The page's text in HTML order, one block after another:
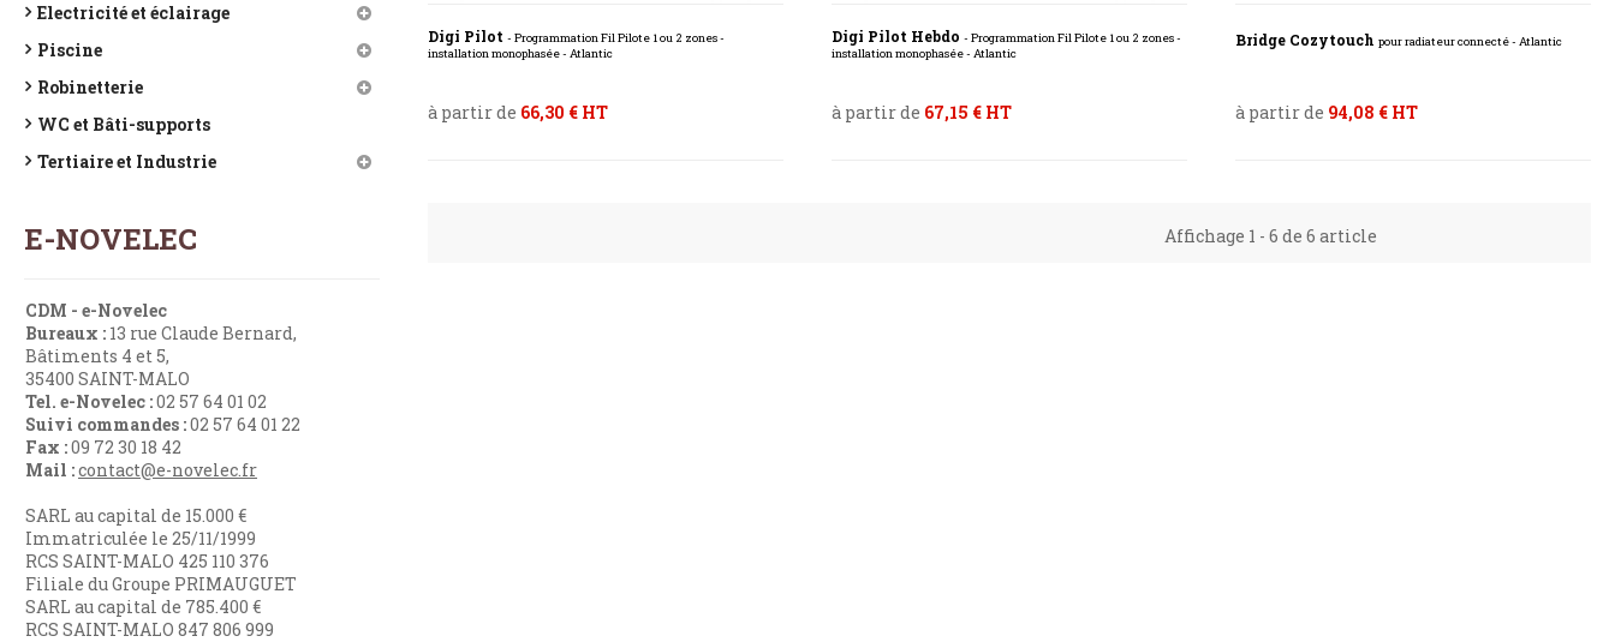
Electricité et éclairage
Piscine
Robinetterie
WC et Bâti-supports
Tertiaire et Industrie
E-NOVELEC
CDM - e-Novelec
Bureaux : 13 rue Claude Bernard,
Bâtiments 4 et 5,
35400 SAINT-MALO
Tel. e-Novelec :02 57 64 01 02
Suivi commandes :02 57 64 01 22
Fax :09 72 30 18 42
Mail :contact@e-novelec.fr
SARL au capital de 15.000 €
Immatriculée le 25/11/1999
RCS SAINT-MALO 425 110 376
Filiale du Groupe PRIMAUGUET
SARL au capital de 785.400 €
RCS SAINT-MALO 847 806 999
Digi Pilot - Programmation Fil Pilote 1 ou 2 zones -
installation monophasée - Atlantic
à partir de 66,30 € HT
Digi Pilot Hebdo - Programmation Fil Pilote 1 ou 2 zones -
installation monophasée - Atlantic
à partir de 67,15 € HT
Bridge Cozytouch pour radiateur connecté - Atlantic
à partir de 94,08 € HT
Affichage 1 - 6 de 6 article